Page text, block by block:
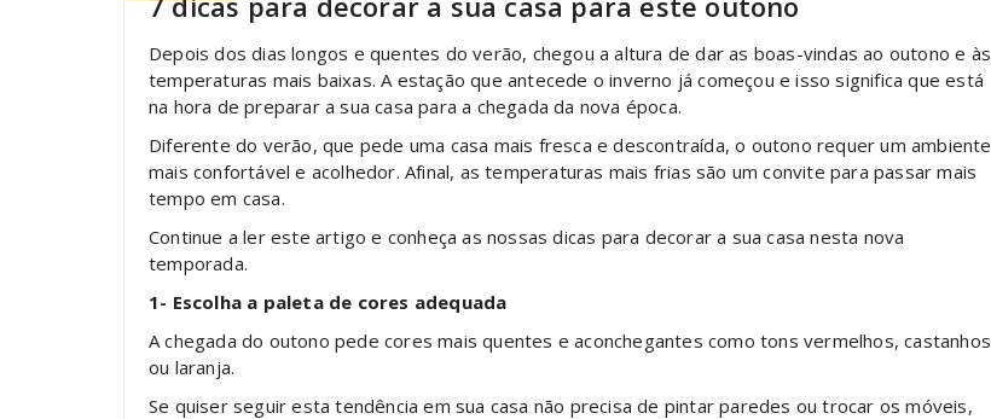
Depois dos dias longos e quentes do verão, chegou a altura de dar as boas-vindas ao outono e às
temperaturas mais baixas. A estação que antecede o inverno já começou e isso significa que está
na hora de preparar a sua casa para a chegada da nova época.
Diferente do verão, que pede uma casa mais fresca e descontraída, o outono requer um ambiente
mais confortável e acolhedor. Afinal, as temperaturas mais frias são um convite para passar mais
tempo em casa.
Continue a ler este artigo e conheça as nossas dicas para decorar a sua casa nesta nova
temporada.
1- Escolha a paleta de cores adequada
A chegada do outono pede cores mais quentes e aconchegantes como tons vermelhos, castanhos
ou laranja.
Se quiser seguir esta tendência em sua casa não precisa de pintar paredes ou trocar os móveis,